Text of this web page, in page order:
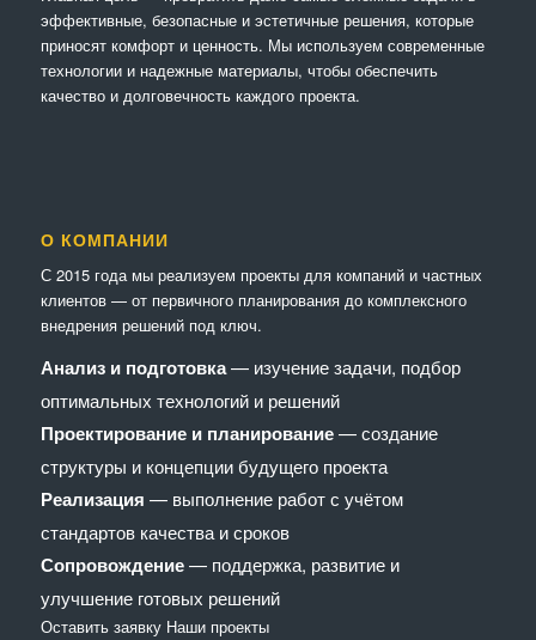
эффективные, безопасные и эстетичные решения, которые
приносят комфорт и ценность. Мы используем современные
технологии и надежные материалы, чтобы обеспечить
качество и долговечность каждого проекта.
О КОМПАНИИ
С 2015 года мы реализуем проекты для компаний и частных
клиентов — от первичного планирования до комплексного
внедрения решений под ключ.
Анализ и подготовка— изучение задачи, подбор
оптимальных технологий и решений
Проектирование и планирование— создание
структуры и концепции будущего проекта
Реализация — выполнение работ с учётом
стандартов качества и сроков
Сопровождение— поддержка, развитие и
улучшение готовых решений
Оставить заявку Наши проекты